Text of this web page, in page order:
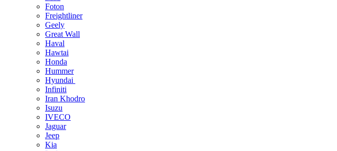
Foton
Freightliner
Geely
Great Wall
Haval
Hawtai
Honda
Hummer
Hyundai
Infiniti
Iran Khodro
Isuzu
IVECO
Jaguar
Jeep
Kia